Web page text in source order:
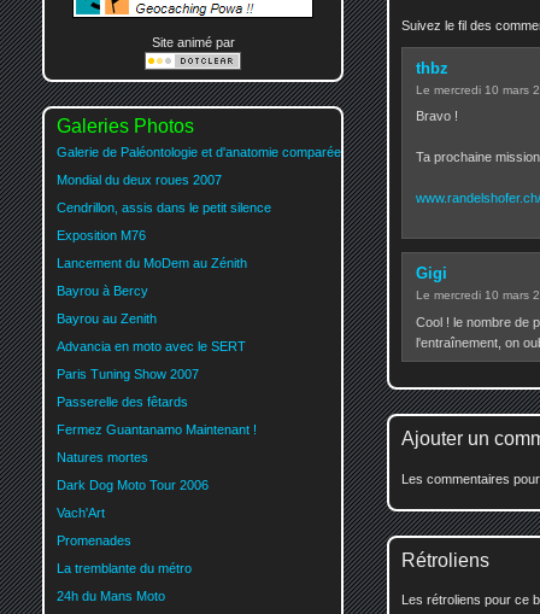
Suivez le fil des
thbz
Le mercredi 10 mars
Bravo !
Ta prochaine
Gigi
Le mercredi 10 mars
Cool ! le nombre de
l'entraînement, on
Ajouter un
Les commentaires
Rétroliens
Les rétroliens pour ce
Site animé par
Galeries Photos
Galerie de Paléontologie et d'anatomie comparée
Mondial du deux roues 2007
Cendrillon, assis dans le petit silence
Exposition M76
Lancement du MoDem au Zénith
Bayrou à Bercy
Bayrou au Zenith
Advancia en moto avec le SERT
Paris Tuning Show 2007
Passerelle des fêtards
Fermez Guantanamo Maintenant !
Natures mortes
Dark Dog Moto Tour 2006
Vach'Art
Promenades
La tremblante du métro
24h du Mans Moto